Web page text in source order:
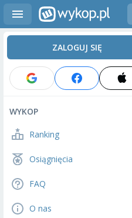
ZALOGUJ SIĘ
WYKOP
Ranking
Osiągnięcia
FAQ
O nas